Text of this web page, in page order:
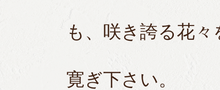
も、咲き誇る花
寛ぎ下さい。